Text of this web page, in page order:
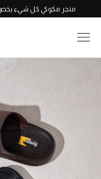
متجر مكوكي كل شيء يخص